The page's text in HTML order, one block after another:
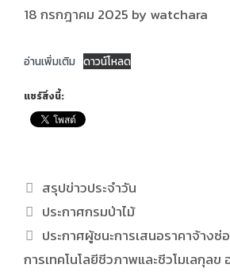
18 กรกฎาคม 2025 bywatchara
อ่านเพิ่มเติม ดาวน์โหลด
แชร์สิ่งนี้:
สรุปข่าวประจำวัน
ประกาศกรมป่าไม้
ประกาศผู้ชนะการเสนอราคาจ้าง
การเทคโนโลยีชีวภาพและชีวโมเลกุลข